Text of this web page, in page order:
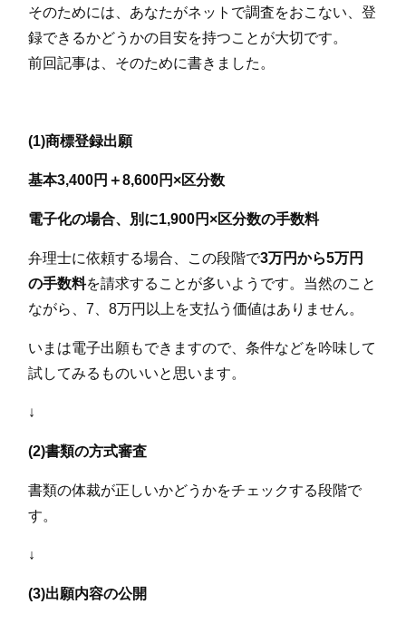
そのためには、あなたがネットで調査をおこない、登
録できるかどうかの目安を持つことが大切です。
前回記事は、そのために書きました。
(1)商標登録出願
基本3,400円＋8,600円×区分数
電子化の場合、別に1,900円×区分数の手数料
弁理士に依頼する場合、この段階で3万円から5万円
の手数料を請求することが多いようです。当然のこと
ながら、7、8万円以上を支払う価値はありません。
いまは電子出願もできますので、条件などを吟味して
試してみるものいいと思います。
↓
(2)書類の方式審査
書類の体裁が正しいかどうかをチェックする段階で
す。
↓
(3)出願内容の公開